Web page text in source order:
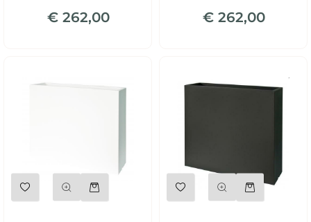
€ 262,00 € 262,00
Quantità